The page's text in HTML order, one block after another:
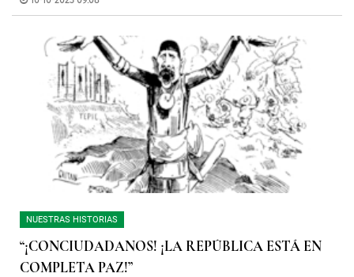
NUESTRAS HISTORIAS
“¡CONCIUDADANOS! ¡LA REPÚBLICA ESTÁ EN
COMPLETA PAZ!”